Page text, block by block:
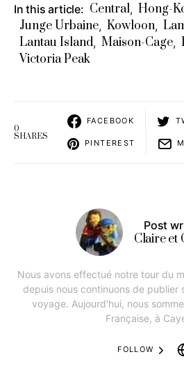
In this article: Central, Hong-
Junge Urbaine, Kowloon,
Lantau Island, Maison-Cage,
Victoria Peak
0
SHARES
FACEBOOK
PINTEREST
Post
Claire et
Nous avons effectué notre tour du
depuis nous continuons de publier
voyage. Aujourd'hui, nous
Française, à
FOLLOW